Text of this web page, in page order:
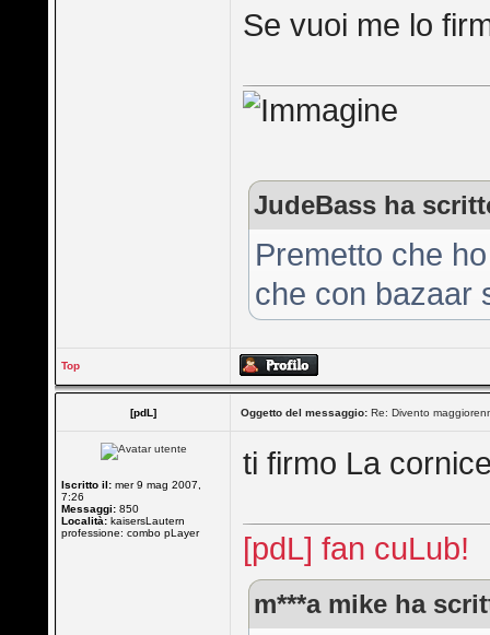
Se vuoi me lo
JudeBass ha
Premetto che
che con bazaar
Top
[pdL] Oggetto del messaggio: Re: Divento
Iscritto il: mer 9 mag 2007,
7:26
Messaggi: 850
Località: kaisersLautern
professione: combo pLayer
ti firmo La
[pdL] fan cuLub!
m***a mike ha